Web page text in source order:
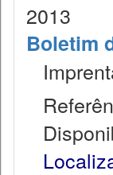
2013
Boletim